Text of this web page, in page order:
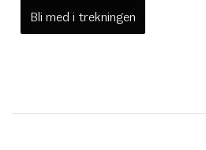
Bli med i trekningen